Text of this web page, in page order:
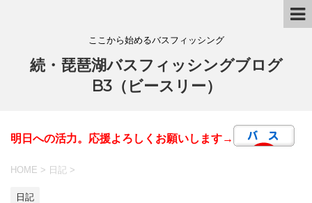
ここから始めるバスフィッシング
続・琵琶湖バスフィッシングブログ
B3（ビースリー）
明日への活力。応援よろしくお願いします→
HOME > 日記 >
日記